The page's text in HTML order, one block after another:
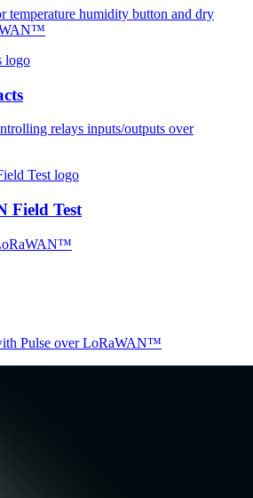
temperature humidity button and dry
relays inputs/outputs over
Field Test
Pulse over LoRaWAN™